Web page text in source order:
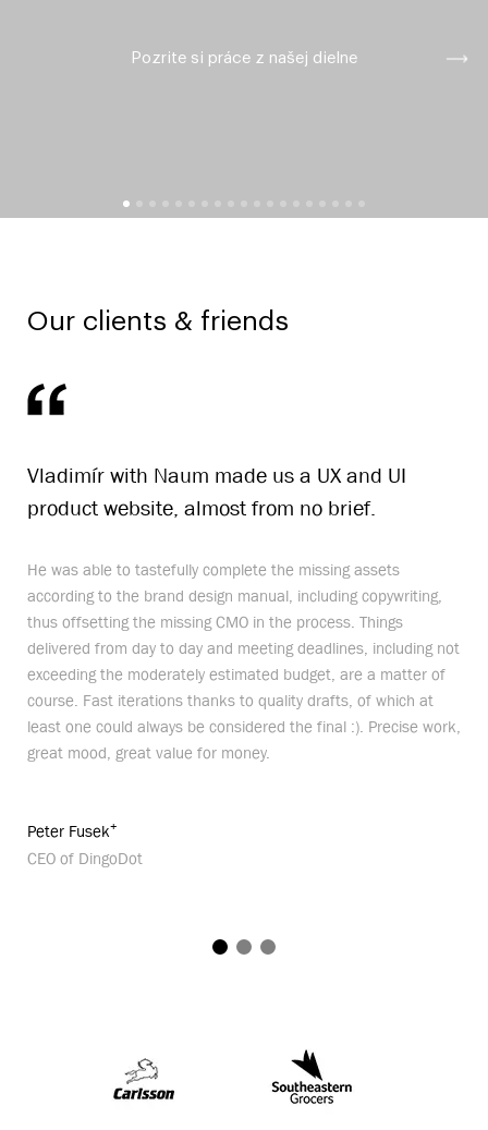
Pozrite si práce z našej dielne
Our c ients & friend s
Vladimír with Naum made us a UX and UI
product website, almost from no brief.
He was able to tastefully complete the missing assets
according to the brand design manual, including copywriting,
thus offsetting the missing CMO in the process. Things
delivered from day to day and meeting deadlines, including not
exceeding the moderately estimated budget, are a matter of
course. Fast iterations thanks to quality drafts, of which at
least one could always be considered the final :). Precise work,
great mood, great value for money.
Peter Fusek+
CEO of DingoDot